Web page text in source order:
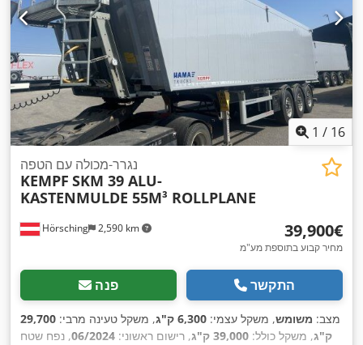
1 / 16
Hörsching 2,590 km
נגרר-מכולה עם הטפה
KEMPF SKM 39 ALU-
KASTENMULDE 55M³ ROLLPLANE
‏39,900 ‏€
מחיר קבוע בתוספת מע"מ
פנה התקשר
מצב: משומש, משקל עצמי: 6,300 ק"ג , משקל טעינה מרבי: 29,700
ק"ג, משקל כולל: 39,000 ק"ג , רישום ראשוני: 06/2024, נפח שטח